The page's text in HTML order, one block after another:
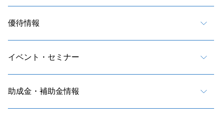
優待情報
イベント・セミナー
助成金・補助金情報